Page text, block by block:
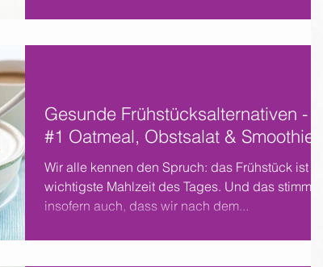
Gesunde Frühstücksalternativen -
#1 Oatmeal, Obstsalat & Smoothie
Wir alle kennen den Spruch: das Frühstück ist die
wichtigste Mahlzeit des Tages. Und das stimmt
insofern auch, dass wir nach dem...